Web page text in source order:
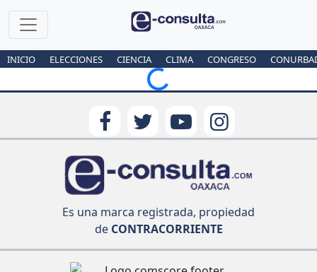
INICIO ELECCIONES CIENCIA CLIMA CONGRESO
Loading...
Es una marca registrada, propiedad
deCONTRACORRIENTE